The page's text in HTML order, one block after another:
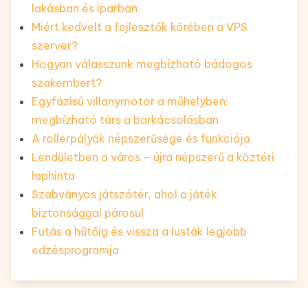
lakásban és iparban
Miért kedvelt a fejlesztők körében a VPS
szerver?
Hogyan válasszunk megbízható bádogos
szakembert?
Egyfázisú villanymotor a műhelyben:
megbízható társ a barkácsolásban
A rollerpályák népszerűsége és funkciója
Lendületben a város – újra népszerű a köztéri
laphinta
Szabványos játszótér, ahol a játék
biztonsággal párosul
Futás a hűtőig és vissza a lusták legjobb
edzésprogramja